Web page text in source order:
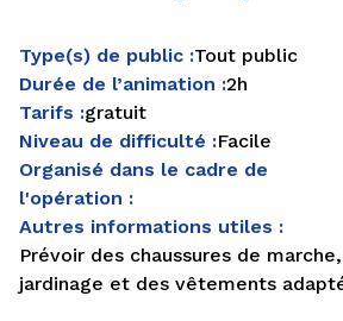
Type(s) de public :Tout public
Durée de l’animation :2h
Tarifs :gratuit
Niveau de difficulté :Facile
Organisé dans le cadre de
l'opération :
Autres informations utiles :
Prévoir des chaussures de
jardinage et des vêtements